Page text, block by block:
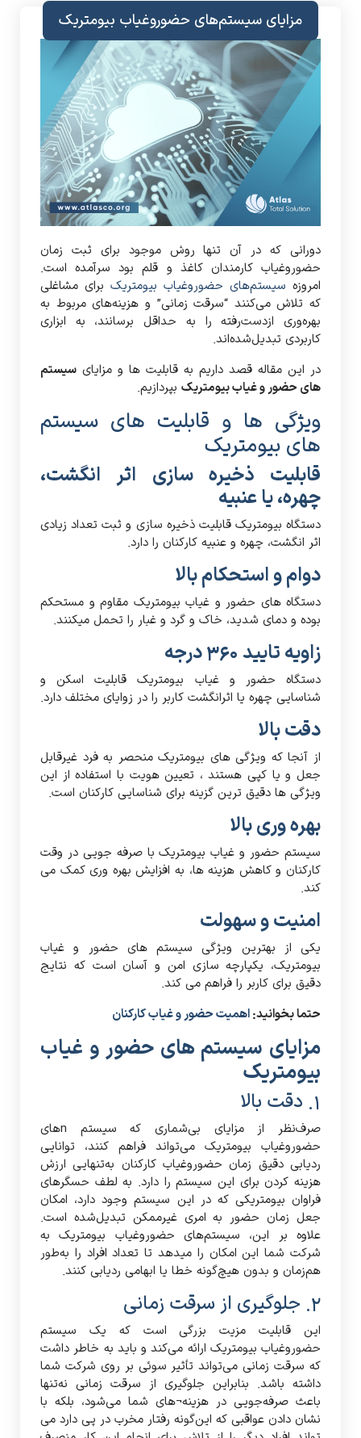
مزایای سیستم‌های حضوروغیاب بیومتریک
دورانی که در آن تنها روش موجود برای ثبت زمان
حضوروغیاب کارمندان کاغذ و قلم بود سرآمده است.
امروزه سیستم‌های حضوروغیاب بیومتریک برای مشاغلی
که تلاش می‌کنند “سرقت زمانی” و هزینه‌های مربوط به
بهره‌وری ازدست‌رفته را به حداقل برسانند، به ابزاری
کاربردی تبدیل‌شده‌اند.
در این مقاله قصد داریم به قابلیت ها و مزایای سیستم
های حضور و غیاب بیومتریک بپردازیم.
ویژگی ها و قابلیت های سیستم
های بیومتریک
قابلیت ذخیره سازی اثر انگشت،
چهره، یا عنبیه
دستگاه بیومتریک قابلیت ذخیره سازی و ثبت تعداد زیادی
اثر انگشت، چهره و عنبیه کارکنان را دارد.
دوام و استحکام بالا
دستگاه های حضور و غیاب بیومتریک مقاوم و مستحکم
بوده و دمای شدید، خاک و گرد و غبار را تحمل میکنند.
زاویه تایید 360 درجه
دستگاه حضور و غیاب بیومتریک قابلیت اسکن و
شناسایی چهره یا اثرانگشت کاربر را در زوایای مختلف دارد.
دقت بالا
از آنجا که ویژگی های بیومتریک منحصر به فرد غیرقابل
جعل و یا کپی هستند ، تعیین هویت با استفاده از این
ویژگی ها دقیق ترین گزینه برای شناسایی کارکنان است.
بهره وری بالا
سیستم حضور و غیاب بیومتریک با صرفه جویی در وقت
کارکنان و کاهش هزینه ها، به افزایش بهره وری کمک می
کند.
امنیت و سهولت
یکی از بهترین ویژگی سیستم های حضور و غیاب
بیومتریک، یکپارچه سازی امن و آسان است که نتایج
دقیق برای کاربر را فراهم می کند.
حتما بخوانید:اهمیت حضور و غیاب کارکنان
مزایای سیستم های حضور و غیاب
بیومتریک
1. دقت بالا
صرف‌نظر از مزایای بی‌شماری که سیستم nهای
حضوروغیاب بیومتریک می‌تواند فراهم کنند، توانایی
ردیابی دقیق زمان حضوروغیاب کارکنان به‌تنهایی ارزش
هزینه کردن برای این سیستم را دارد. به لطف حسگرهای
فراوان بیومتریکی که در این سیستم وجود دارد، امکان
جعل زمان حضور به امری غیرممکن تبدیل‌شده است.
علاوه بر این، سیستم‌های حضوروغیاب بیومتریک به
شرکت شما این امکان را میدهد تا تعداد افراد را به‌طور
هم‌زمان و بدون هیچ‌گونه خطا یا ابهامی ردیابی کنند.
2. جلوگیری از سرقت زمانی
این قابلیت مزیت بزرگی است که یک سیستم
حضوروغیاب بیومتریک ارائه می‌کند و باید به خاطر داشت
که سرقت زمانی می‌تواند تأثیر سوئی بر روی شرکت شما
داشته باشد. بنابراین جلوگیری از سرقت زمانی نه‌تنها
باعث صرفه‌جویی در هزینه¬های شما می‌شود، بلکه با
نشان دادن عواقبی که این‌گونه رفتار مخرب در پی دارد می